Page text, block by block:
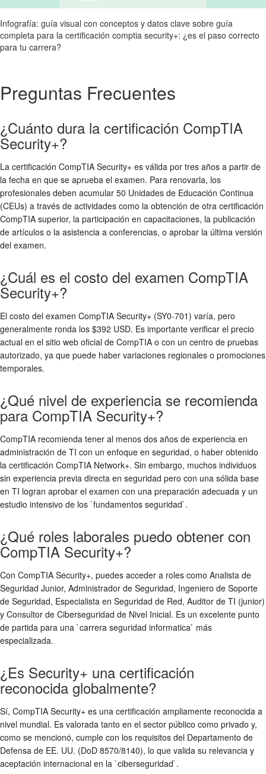
Infografía: guía visual con conceptos y datos clave sobre guía
completa para la certificación comptia security+: ¿es el paso correcto
para tu carrera?
Preguntas Frecuentes
¿Cuánto dura la certificación CompTIA
Security+?
La certificación CompTIA Security+ es válida por tres años a partir de
la fecha en que se aprueba el examen. Para renovarla, los
profesionales deben acumular 50 Unidades de Educación Continua
(CEUs) a través de actividades como la obtención de otra certificación
CompTIA superior, la participación en capacitaciones, la publicación
de artículos o la asistencia a conferencias, o aprobar la última versión
del examen.
¿Cuál es el costo del examen CompTIA
Security+?
El costo del examen CompTIA Security+ (SY0-701) varía, pero
generalmente ronda los $392 USD. Es importante verificar el precio
actual en el sitio web oficial de CompTIA o con un centro de pruebas
autorizado, ya que puede haber variaciones regionales o promociones
temporales.
¿Qué nivel de experiencia se recomienda
para CompTIA Security+?
CompTIA recomienda tener al menos dos años de experiencia en
administración de TI con un enfoque en seguridad, o haber obtenido
la certificación CompTIA Network+. Sin embargo, muchos individuos
sin experiencia previa directa en seguridad pero con una sólida base
en TI logran aprobar el examen con una preparación adecuada y un
estudio intensivo de los `fundamentos seguridad`.
¿Qué roles laborales puedo obtener con
CompTIA Security+?
Con CompTIA Security+, puedes acceder a roles como Analista de
Seguridad Junior, Administrador de Seguridad, Ingeniero de Soporte
de Seguridad, Especialista en Seguridad de Red, Auditor de TI (junior)
y Consultor de Ciberseguridad de Nivel Inicial. Es un excelente punto
de partida para una `carrera seguridad informatica` más
especializada.
¿Es Security+ una certificación
reconocida globalmente?
Sí, CompTIA Security+ es una certificación ampliamente reconocida a
nivel mundial. Es valorada tanto en el sector público como privado y,
como se mencionó, cumple con los requisitos del Departamento de
Defensa de EE. UU. (DoD 8570/8140), lo que valida su relevancia y
aceptación internacional en la `ciberseguridad`.